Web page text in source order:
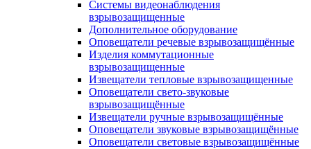
Системы видеонаблюдения
взрывозащищенные
Дополнительное оборудование
Оповещатели речевые взрывозащищённые
Изделия коммутационные
взрывозащищенные
Извещатели тепловые взрывозащищенные
Оповещатели свето-звуковые
взрывозащищённые
Извещатели ручные взрывозащищённые
Оповещатели звуковые взрывозащищённые
Оповещатели световые взрывозащищённые